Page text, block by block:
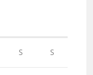
S S